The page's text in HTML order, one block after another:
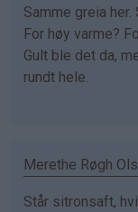
Samme greia
For høy varme?
Gult ble det da,
rundt hele.
Merethe Røgh
Står sitronsaft,